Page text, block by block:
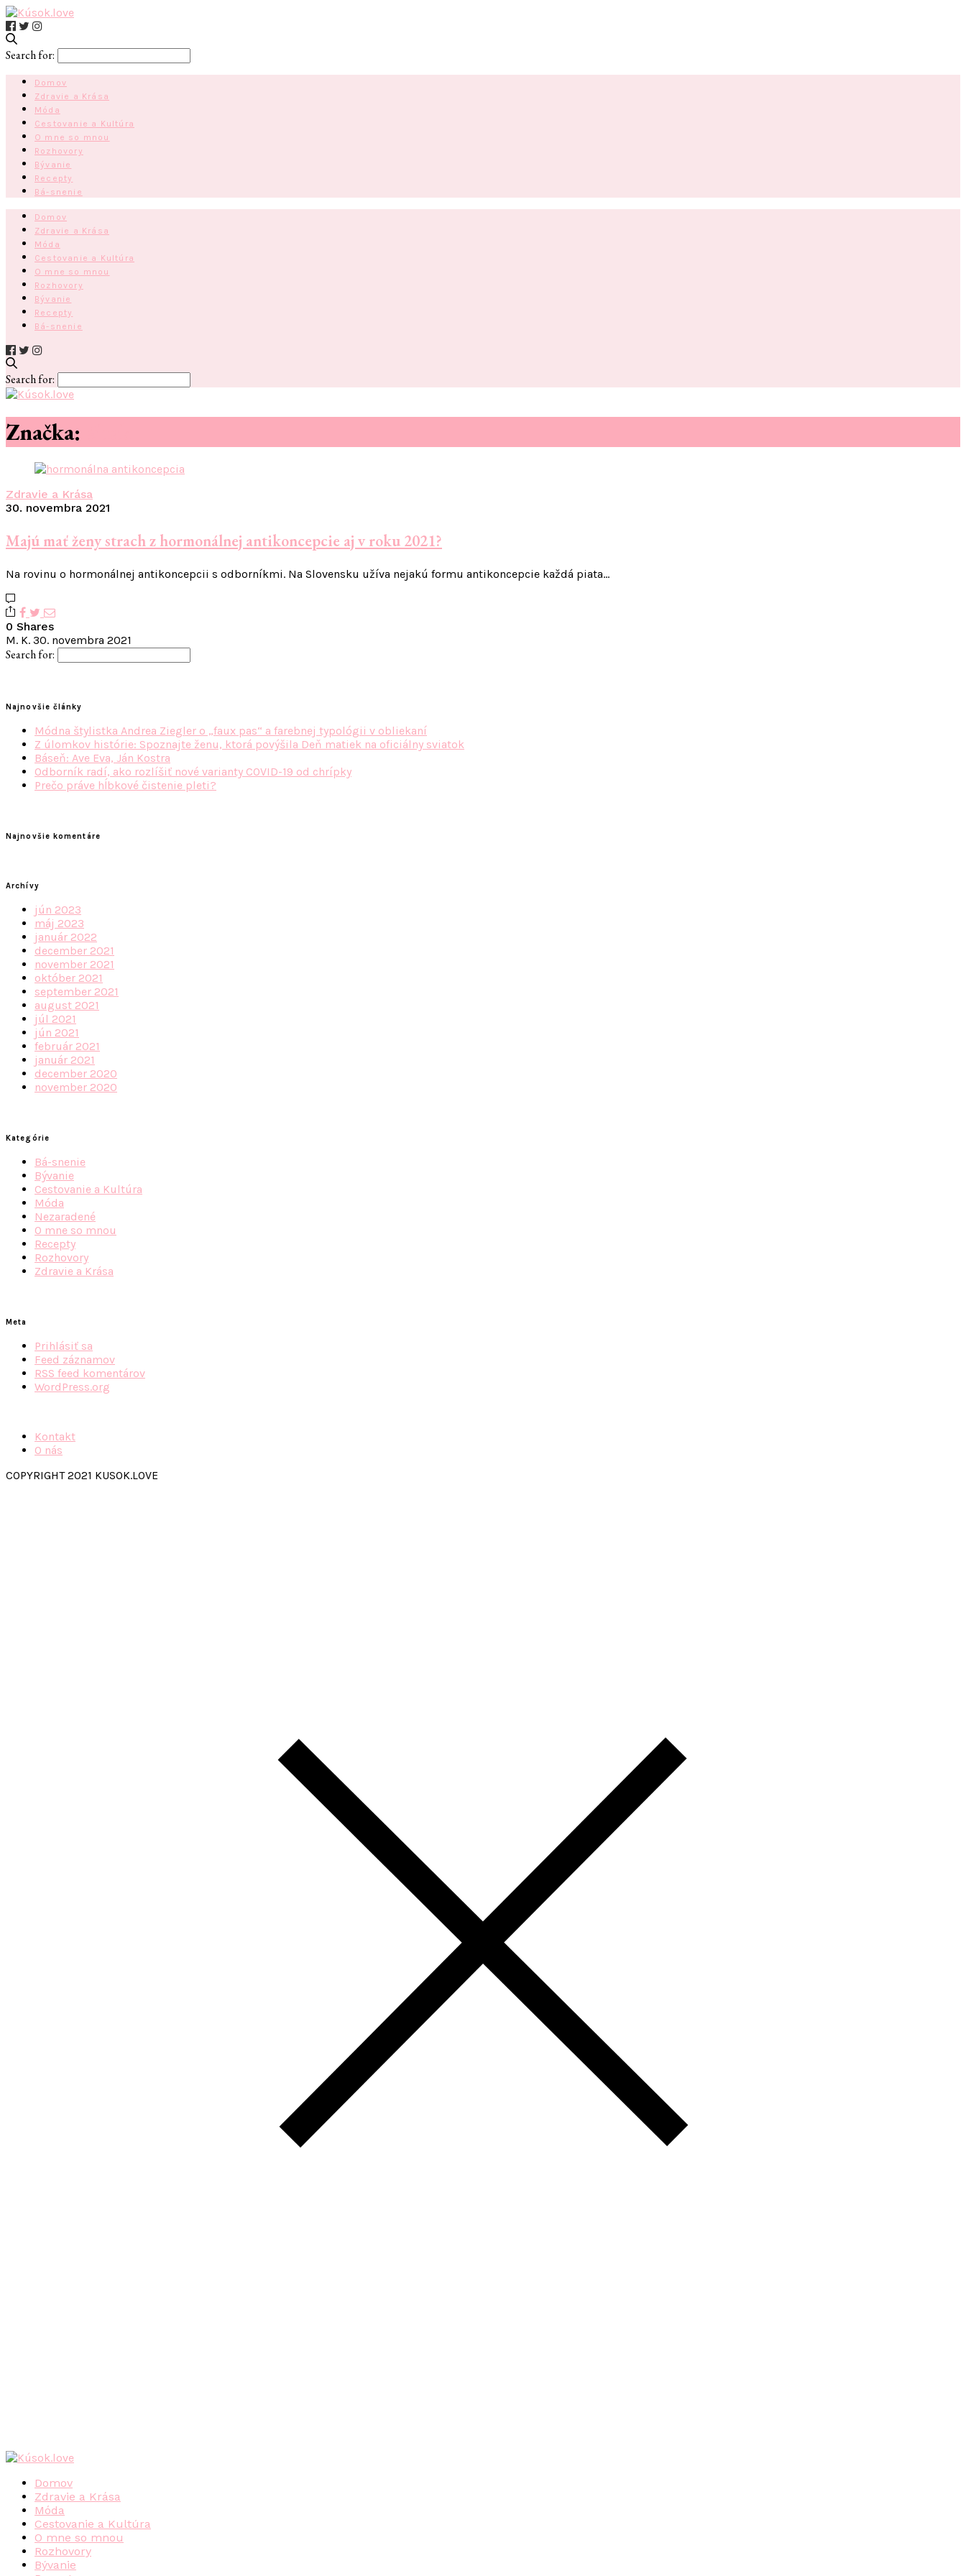
Search for:
Domov
Zdravie a Krása
Móda
Cestovanie a Kultúra
O mne so mnou
Rozhovory
Bývanie
Recepty
Bá-snenie
Domov
Zdravie a Krása
Móda
Cestovanie a Kultúra
O mne so mnou
Rozhovory
Bývanie
Recepty
Bá-snenie
Search for:
Značka:
Zdravie a Krása
30. novembra 2021
Majú mať ženy strach z hormonálnej antikoncepcie aj v roku 2021?
Na rovinu o hormonálnej antikoncepcii s odborníkmi. Na Slovensku užíva nejakú formu antikoncepcie každá piata…
0 Shares
M. K. 30. novembra 2021
Search for:
Najnovšie články
Módna štylistka Andrea Ziegler o „faux pas“ a farebnej typológii v obliekaní
Z úlomkov histórie: Spoznajte ženu, ktorá povýšila Deň matiek na oficiálny sviatok
Báseň: Ave Eva, Ján Kostra
Odborník radí, ako rozlíšiť nové varianty COVID-19 od chrípky
Prečo práve hĺbkové čistenie pleti?
Najnovšie komentáre
Archívy
jún 2023
máj 2023
január 2022
december 2021
november 2021
október 2021
september 2021
august 2021
júl 2021
jún 2021
február 2021
január 2021
december 2020
november 2020
Kategórie
Bá-snenie
Bývanie
Cestovanie a Kultúra
Móda
Nezaradené
O mne so mnou
Recepty
Rozhovory
Zdravie a Krása
Meta
Prihlásiť sa
Feed záznamov
RSS feed komentárov
WordPress.org
Kontakt
O nás
COPYRIGHT 2021 KUSOK.LOVE
Domov
Zdravie a Krása
Móda
Cestovanie a Kultúra
O mne so mnou
Rozhovory
Bývanie